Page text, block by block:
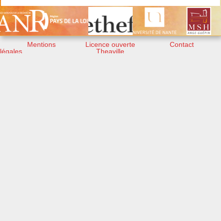
Mentions
légales
Licence ouverte
Theaville
Contact